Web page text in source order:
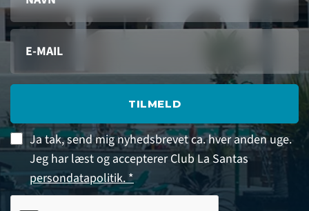
TILMELD
Ja tak, send mig nyhedsbrevet ca. hver anden uge.
Jeg har læst og accepterer Club La Santas
persondatapolitik. *